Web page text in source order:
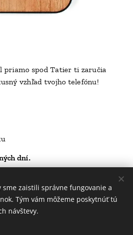
priamo spod Tatier ti zaručia
vzhľad tvojho telefónu!
dní.
sme zaistili správne fungovanie a
Tým vám môžeme poskytnúť tú
návštevy.